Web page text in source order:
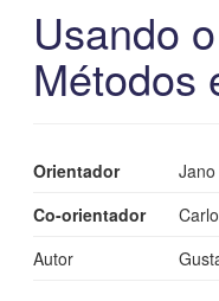
Usando
Métodos
Orientador
Co-orientador
Autor